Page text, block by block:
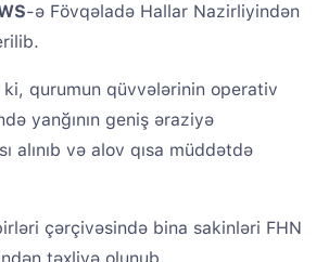
-ə Fövqəladə Hallar Nazirliyindən
qurumun qüvvələrinin operativ
yanğının geniş əraziyə
alınıb və alov qısa müddətdə
çərçivəsində bina sakinləri FHN